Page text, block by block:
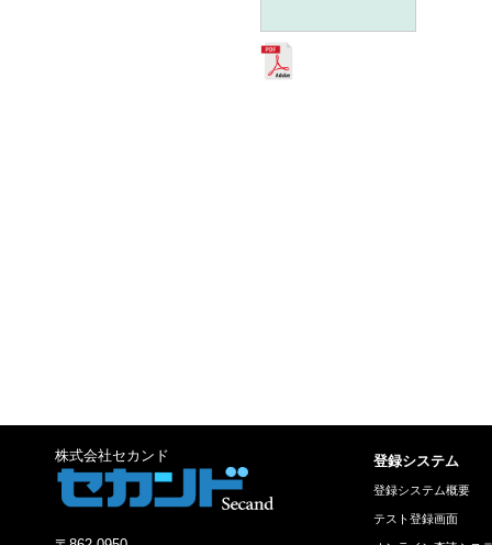
株式会社セカンド 登録システム
登録システム概要
テスト登録画面